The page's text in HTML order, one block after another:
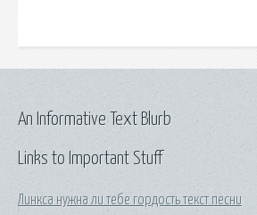
Links to Important Stuff
Линкса нужна ли тебе гордость текст песни
An Informative Text Blurb